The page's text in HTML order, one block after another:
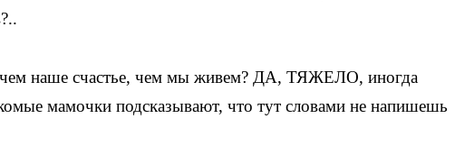
наше счастье, чем мы живем? ДА, ТЯЖЕЛО, иногда
мамочки подсказывают, что тут словами не напишешь